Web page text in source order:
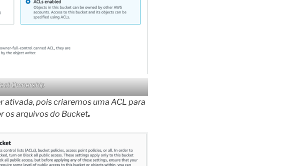
Ownership
ativada, pois criaremos uma ACL para
os arquivos do Bucket.